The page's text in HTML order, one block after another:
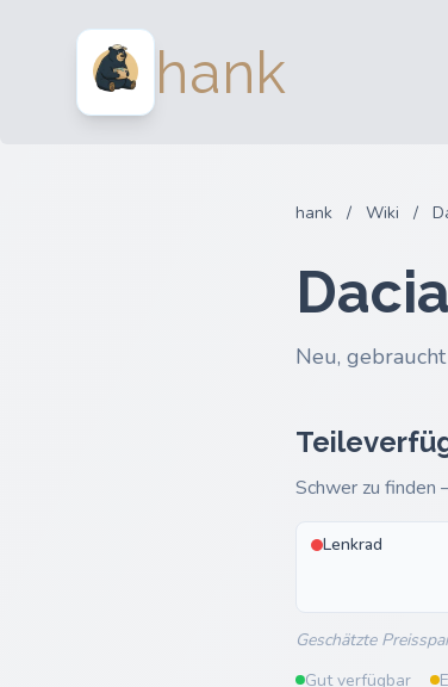
hank
hank / Wiki /
Neu,
Schwer zu finden
Lenkrad
Geschätzte
Gut verfügbar